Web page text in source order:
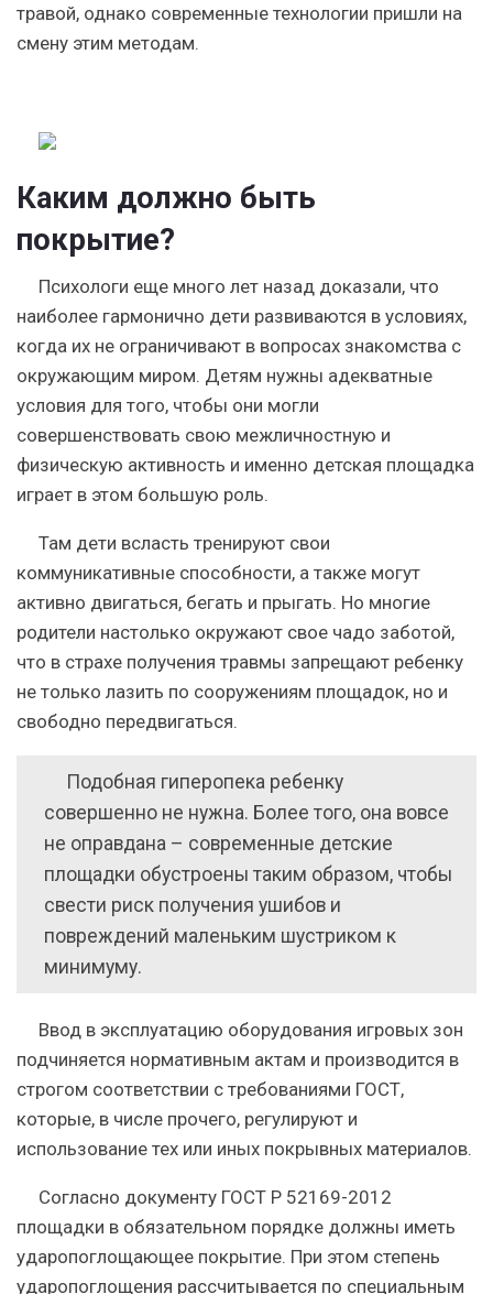
травой, однако современные технологии пришли на
смену этим методам.
Каким должно быть
покрытие?
Психологи еще много лет назад доказали, что
наиболее гармонично дети развиваются в условиях,
когда их не ограничивают в вопросах знакомства с
окружающим миром. Детям нужны адекватные
условия для того, чтобы они могли
совершенствовать свою межличностную и
физическую активность и именно детская площадка
играет в этом большую роль.
Там дети всласть тренируют свои
коммуникативные способности, а также могут
активно двигаться, бегать и прыгать. Но многие
родители настолько окружают свое чадо заботой,
что в страхе получения травмы запрещают ребенку
не только лазить по сооружениям площадок, но и
свободно передвигаться.
Подобная гиперопека ребенку
совершенно не нужна. Более того, она вовсе
не оправдана – современные детские
площадки обустроены таким образом, чтобы
свести риск получения ушибов и
повреждений маленьким шустриком к
минимуму.
Ввод в эксплуатацию оборудования игровых зон
подчиняется нормативным актам и производится в
строгом соответствии с требованиями ГОСТ,
которые, в числе прочего, регулируют и
использование тех или иных покрывных материалов.
Согласно документу ГОСТ Р 52169-2012
площадки в обязательном порядке должны иметь
ударопоглощающее покрытие. При этом степень
ударопоглощения рассчитывается по специальным